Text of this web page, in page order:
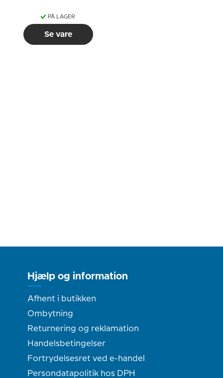
PÅ LAGER
Se vare
Hjælp og information
Afhent i butikken
Ombytning
Returnering og reklamation
Handelsbetingelser
Fortrydelsesret ved e-handel
Persondatapolitik hos DPH